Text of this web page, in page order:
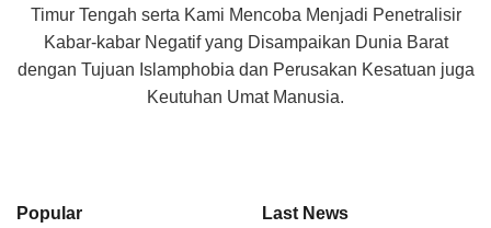
Timur Tengah serta Kami Mencoba Menjadi Penetralisir
Kabar-kabar Negatif yang Disampaikan Dunia Barat
dengan Tujuan Islamphobia dan Perusakan Kesatuan juga
Keutuhan Umat Manusia.
Popular Last News